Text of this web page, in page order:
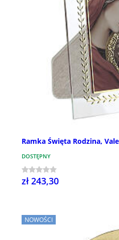
Ramka Święta Rodzina,
DOSTĘPNY
zł 243,30
NOWOŚCI